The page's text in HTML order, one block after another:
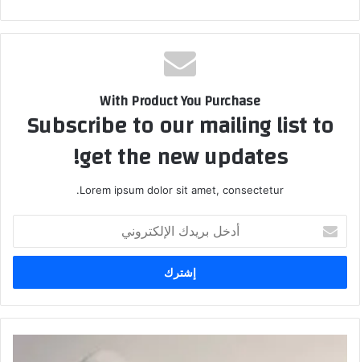
With Product You Purchase
Subscribe to our mailing list to
get the new updates!
Lorem ipsum dolor sit amet, consectetur.
بريدك
الإلكتروني